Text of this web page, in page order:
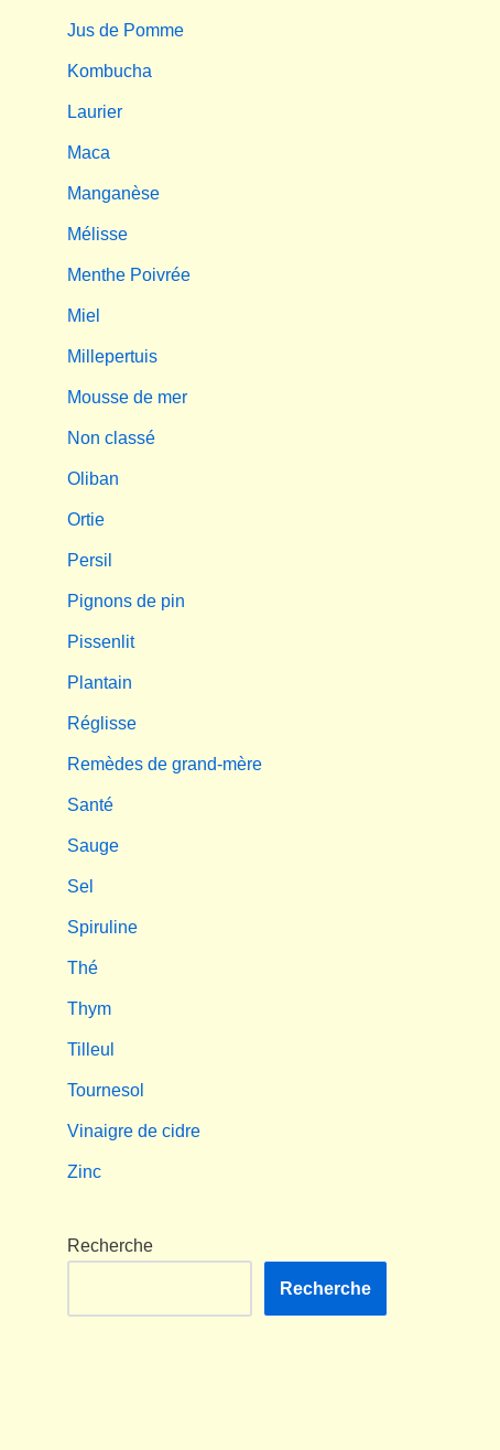
Jus de Pomme
Kombucha
Laurier
Maca
Manganèse
Mélisse
Menthe Poivrée
Miel
Millepertuis
Mousse de mer
Non classé
Oliban
Ortie
Persil
Pignons de pin
Pissenlit
Plantain
Réglisse
Remèdes de grand-mère
Santé
Sauge
Sel
Spiruline
Thé
Thym
Tilleul
Tournesol
Vinaigre de cidre
Zinc
Recherche
Recherche